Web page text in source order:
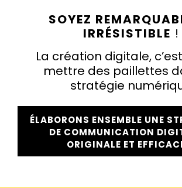
SOYEZ
IRRÉSISTIBLE !
La création digitale,
mettre des paillettes
stratégie
ÉLABORONS ENSEMBLE UNE
DE COMMUNICATION
ORIGINALE ET